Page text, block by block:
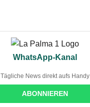
WhatsApp-Kanal
Tägliche News direkt aufs Handy
ABONNIEREN